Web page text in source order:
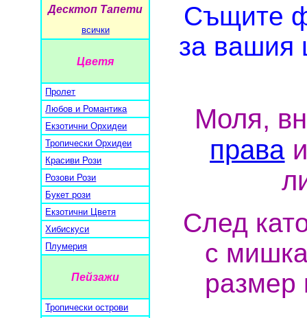
Десктоп Тапети
всички
Цветя
Пролет
Любов и Романтика
Екзотични Орхидеи
Тропически Орхидеи
Красиви Рози
Розови Рози
Букет рози
Екзотични Цветя
Хибискуси
Плумерия
Пейзажи
Тропически острови
Същите
за вашия
Моля,
права
След
с
размер